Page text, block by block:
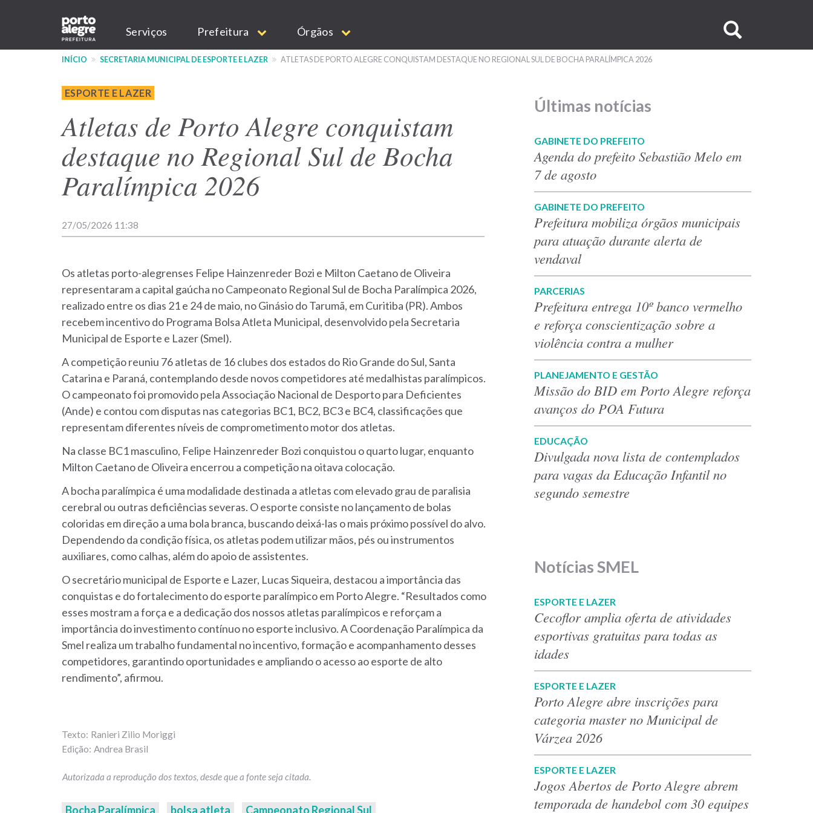
conteúdo
Main
navigation
Serviços Prefeitura Órgãos
no
INÍCIO SECRETARIA MUNICIPAL DE ESPORTE E LAZER ATLETAS DE PORTO ALEGRE CONQUISTAM DESTAQUE NO REGIONAL SUL DE BOCHA PARALÍMPICA 2026
ESPORTE E LAZER
Atletas de Porto Alegre conquistam
destaque no Regional Sul de Bocha
Paralímpica 2026
27/05/2026 11:38
Os atletas porto-alegrenses Felipe Hainzenreder Bozi e Milton Caetano de Oliveira
representaram a capital gaúcha no Campeonato Regional Sul de Bocha Paralímpica 2026,
realizado entre os dias 21 e 24 de maio, no Ginásio do Tarumã, em Curitiba (PR). Ambos
recebem incentivo do Programa Bolsa Atleta Municipal, desenvolvido pela Secretaria
Municipal de Esporte e Lazer (Smel).
A competição reuniu 76 atletas de 16 clubes dos estados do Rio Grande do Sul, Santa
Catarina e Paraná, contemplando desde novos competidores até medalhistas paralímpicos.
O campeonato foi promovido pela Associação Nacional de Desporto para Deficientes
(Ande) e contou com disputas nas categorias BC1, BC2, BC3 e BC4, classificações que
representam diferentes níveis de comprometimento motor dos atletas.
Na classe BC1 masculino, Felipe Hainzenreder Bozi conquistou o quarto lugar, enquanto
Milton Caetano de Oliveira encerrou a competição na oitava colocação.
A bocha paralímpica é uma modalidade destinada a atletas com elevado grau de paralisia
cerebral ou outras deficiências severas. O esporte consiste no lançamento de bolas
coloridas em direção a uma bola branca, buscando deixá-las o mais próximo possível do alvo.
Dependendo da condição física, os atletas podem utilizar mãos, pés ou instrumentos
auxiliares, como calhas, além do apoio de assistentes.
O secretário municipal de Esporte e Lazer, Lucas Siqueira, destacou a importância das
conquistas e do fortalecimento do esporte paralímpico em Porto Alegre. “Resultados como
esses mostram a força e a dedicação dos nossos atletas paralímpicos e reforçam a
importância do investimento contínuo no esporte inclusivo. A Coordenação Paralímpica da
Smel realiza um trabalho fundamental no incentivo, formação e acompanhamento desses
competidores, garantindo oportunidades e ampliando o acesso ao esporte de alto
rendimento”, afirmou.
Ranieri Zilio Moriggi
Andrea Brasil
Bocha Paralímpica bolsa atleta Campeonato Regional Sul
Últimas notícias
GABINETE DO PREFEITO
Agenda do prefeito Sebastião Melo em
7 de agosto
GABINETE DO PREFEITO
Prefeitura mobiliza órgãos municipais
para atuação durante alerta de
vendaval
PARCERIAS
Prefeitura entrega 10º banco vermelho
e reforça conscientização sobre a
violência contra a mulher
PLANEJAMENTO E GESTÃO
Missão do BID em Porto Alegre reforça
avanços do POA Futura
EDUCAÇÃO
Divulgada nova lista de contemplados
para vagas da Educação Infantil no
segundo semestre
Notícias SMEL
ESPORTE E LAZER
Cecoflor amplia oferta de atividades
esportivas gratuitas para todas as
idades
ESPORTE E LAZER
Porto Alegre abre inscrições para
categoria master no Municipal de
Várzea 2026
ESPORTE E LAZER
Jogos Abertos de Porto Alegre abrem
temporada de handebol com 30 equipes